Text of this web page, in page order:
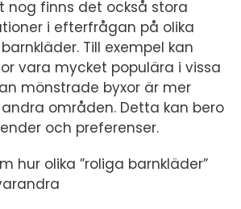
nog finns det också stora
i efterfrågan på olika
Till exempel kan
vara mycket populära i vissa
mönstrade byxor är mer
områden. Detta kan bero
och preferenser.
hur olika ”roliga barnkläder”